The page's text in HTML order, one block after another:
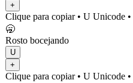
+
Clique para copiar• U Unicode •
🥱
Rosto bocejando
U
+
Clique para copiar• U Unicode •